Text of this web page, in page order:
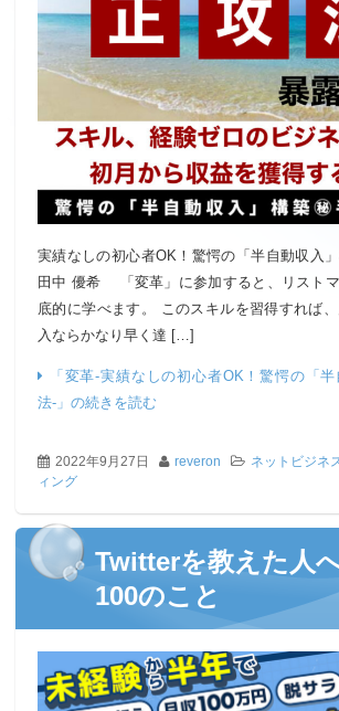
実績なしの初心者OK！驚愕の「半自動収入
田中 優希 「変革」に参加すると、リスト
底的に学べます。 このスキルを習得すれば
入ならかなり早く達 […]
「変革-実績なしの初心者OK！驚愕の「
法-」の続きを読む
2022年9月27日 reveron ネットビジネ
ィング
Twitterを教えた人
100のこと